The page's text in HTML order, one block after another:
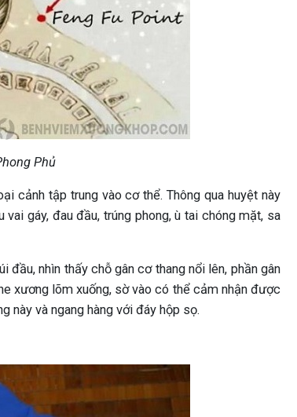
Phủ
cảnh tập trung vào cơ thể. Thông qua huyệt này
gáy, đau đầu, trúng phong, ù tai chóng mặt, sa
nhìn thấy chỗ gân cơ thang nổi lên, phần gân
xương lõm xuống, sờ vào có thể cảm nhận được
này và ngang hàng với đáy hộp sọ.